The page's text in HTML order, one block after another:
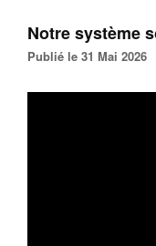
Notre système
Publié le 31 Mai 2026